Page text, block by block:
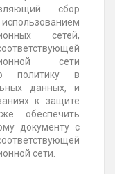
сбор
сетей,
сети
политику в
данных, и
к защите
обеспечить
документу с
сети.